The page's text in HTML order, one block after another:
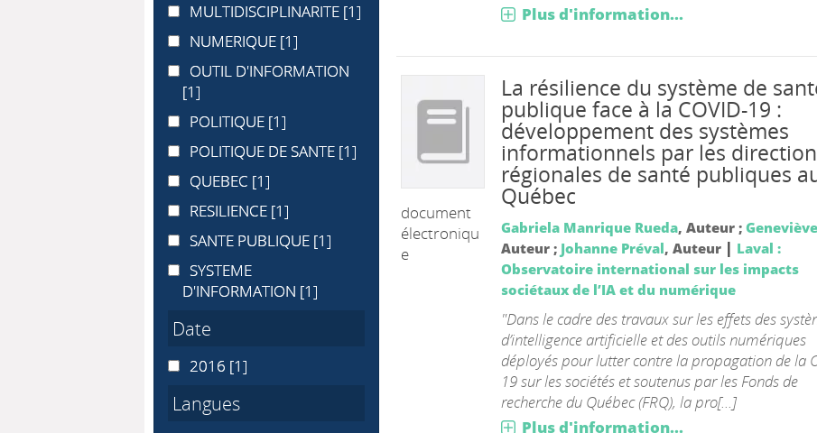
Plus d'information...
document
électroniqu
e
La résilience du système de
publique face à la COVID-19 :
développement des systèmes
informationnels par les
régionales de santé publiques
Québec
Gabriela Manrique Rueda, Auteur ;
Auteur ; Johanne Préval, Auteur | Laval :
Observatoire international sur les impacts
sociétaux de l’IA et du numérique
"Dans le cadre des travaux sur les effets des
d’intelligence artificielle et des outils numériques
déployés pour lutter contre la propagation de la
19 sur les sociétés et soutenus par les Fonds de
recherche du Québec (FRQ), la pro[...]
Plus d'information...
MULTIDISCIPLINARITE
MULTIDISCIPLINARITE [1]
NUMERIQUE
NUMERIQUE [1]
OUTIL D'INFORMATION
OUTIL D'INFORMATION
[1]
POLITIQUE
POLITIQUE [1]
POLITIQUE DE SANTE
POLITIQUE DE SANTE [1]
QUEBEC
QUEBEC [1]
RESILIENCE
RESILIENCE [1]
SANTE PUBLIQUE
SANTE PUBLIQUE [1]
SYSTEME D'INFORMATION
SYSTEME
D'INFORMATION [1]
Date
20162016 [1]
Langues